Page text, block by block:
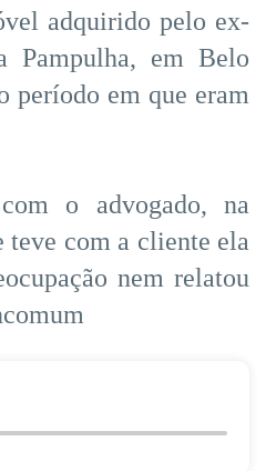
adquirido pelo ex-
Pampulha, em Belo
período em que eram
o advogado, na
teve com a cliente ela
nem relatou